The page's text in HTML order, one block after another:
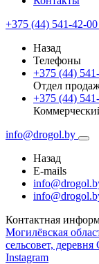
+375 (44) 541-42-00
Назад
Телефоны
+375 (44)
Отдел
+375 (44)
info@drogol.by
Назад
E-mails
Контактная
Могилёвская
сельсовет,
Instagram